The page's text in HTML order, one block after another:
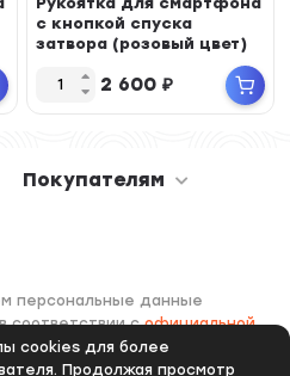
cookies для более
Продолжая просмотр
с кнопкой спуска
затвора (розовый цвет)
2 600 ₽
Покупателям
персональные данные
соответствии софициальной
на обработку своих
покинуть наш сайт.